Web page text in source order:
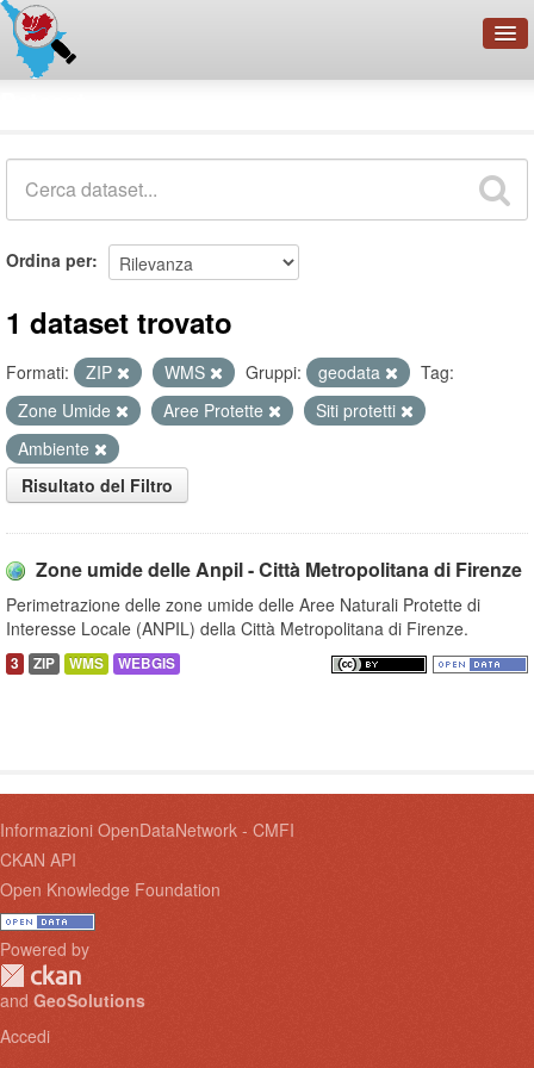
Organizzazioni
Ordina per
1 dataset trovato
Formati: ZIP WMS Gruppi: geodata
Tag:
Zone Umide
Aree Protette
Siti protetti
Ambiente
Risultato del Filtro
Zone umide delle Anpil - Città Metropolitana di Firenze
Perimetrazione delle zone umide delle Aree Naturali Protette di
Interesse Locale (ANPIL) della Città Metropolitana di Firenze.
3 ZIP WMS WEBGIS
Informazioni OpenDataNetwork - CMFI
CKAN API
Open Knowledge Foundation
Powered by
and GeoSolutions
Accedi